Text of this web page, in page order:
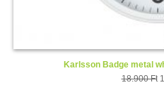
Karlsson Badge metal
18.900 Ft